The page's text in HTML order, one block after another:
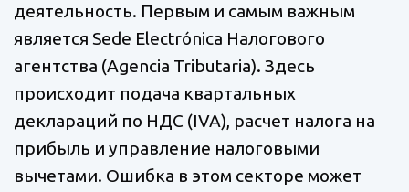
деятельность. Первым и самым важным
является Sede Electrónica Налогового
агентства (Agencia Tributaria). Здесь
происходит подача квартальных
деклараций по НДС (IVA), расчет налога на
прибыль и управление налоговыми
вычетами. Ошибка в этом секторе может